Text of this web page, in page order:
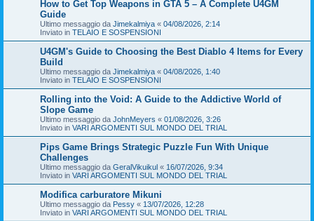
How to Get Top Weapons in GTA 5 – A Complete U4GM
Guide
Ultimo messaggio da Jimekalmiya « 04/08/2026, 2:14
Inviato in TELAIO E SOSPENSIONI
U4GM's Guide to Choosing the Best Diablo 4 Items for Every
Build
Ultimo messaggio da Jimekalmiya « 04/08/2026, 1:40
Inviato in TELAIO E SOSPENSIONI
Rolling into the Void: A Guide to the Addictive World of
Slope Game
Ultimo messaggio da JohnMeyers « 01/08/2026, 3:26
Inviato in VARI ARGOMENTI SUL MONDO DEL TRIAL
Pips Game Brings Strategic Puzzle Fun With Unique
Challenges
Ultimo messaggio da GeralVikuikul « 16/07/2026, 9:34
Inviato in VARI ARGOMENTI SUL MONDO DEL TRIAL
Modifica carburatore Mikuni
Ultimo messaggio da Pessy « 13/07/2026, 12:28
Inviato in VARI ARGOMENTI SUL MONDO DEL TRIAL